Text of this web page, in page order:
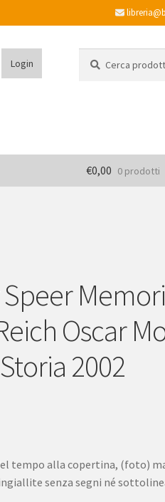
Login
€0,00 0 prodotti
Oscar
2002
tempo alla copertina, (foto)
senza segni né